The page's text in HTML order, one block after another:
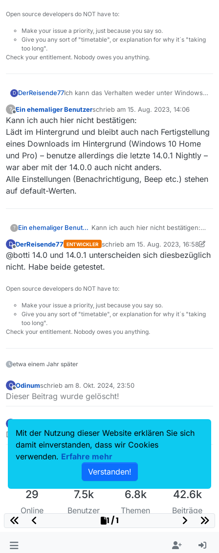
Open source developers do NOT have to:
Make your issue a priority, just because you say so.
Give you any sort of "timetable", or explanation for why it´s "taking
too long".
Check your entitlement. Nobody owes you anything.
D DerReisende77Ich kann das Verhalten weder unter Windows
native auf verschiedenen Rechnern
nachvollziehen. MV behindert zu keiner Zeit
das Arbeiten mit einem Programm, egal ob
Benachrichtigungen aktivieren
in den
Einstellungen aktiv ist oder nicht. Wenn aktiv,
erscheint wie gewünscht rechts unten eine
Windows Notification und das wars.
Das Blinken des Fensters ist normal.
?
Offline
Ein ehemaliger Benutzerschrieb am 15. Aug. 2023, 14:06
zuletzt editiert von
Kann ich auch hier nicht bestätigen:
Lädt im Hintergrund und bleibt auch nach Fertigstellung
eines Downloads im Hintergrund (Windows 10 Home
und Pro) – benutze allerdings die letzte 14.0.1 Nightly –
war aber mit der 14.0.0 auch nicht anders.
Alle Einstellungen (Benachrichtigung, Beep etc.) stehen
auf default-Werten.
? Ein ehemaliger Benutzer Kann ich auch hier nicht bestätigen:
nach Fertigstellung eines Downloads
im Hintergrund (Windows 10 Home
und Pro) – benutze allerdings die
Alle Einstellungen (Benachrichtigung,
Beep etc.) stehen auf default-Werten.
D
Offline
DerReisende77 ENTWICKLER schrieb am 15. Aug. 2023, 16:58
zuletzt editiert von DerReisende77
@botti 14.0 und 14.0.1 unterscheiden sich diesbezüglich
nicht. Habe beide getestet.
Open source developers do NOT have to:
Make your issue a priority, just because you say so.
Give you any sort of "timetable", or explanation for why it´s "taking
too long".
Check your entitlement. Nobody owes you anything.
etwa einem Jahr später
O
Offline
Odinumschrieb am 8. Okt. 2024, 23:50
zuletzt editiert von
Dieser Beitrag wurde gelöscht!
Offline
Dieser Beitrag wurde gelöscht!
29
Online
7.5k
Benutzer
6.8k
Themen
42.6k
Beiträge
1 / 1
Mit der Nutzung dieser Website erklären Sie sich
damit einverstanden, dass wir Cookies
verwenden. Erfahre mehr
Verstanden!